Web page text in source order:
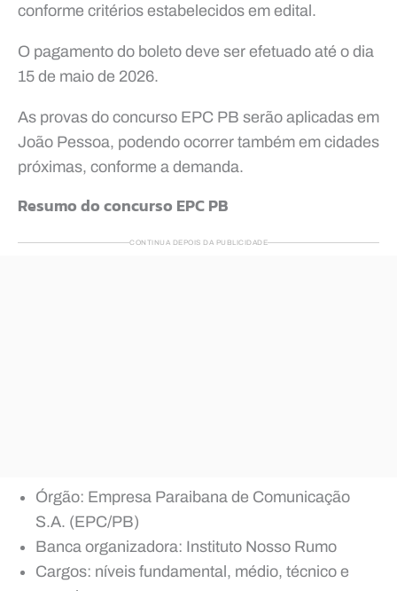
conforme critérios estabelecidos em edital.
O pagamento do boleto deve ser efetuado até o dia
15 de maio de 2026.
As provas do concurso EPC PB serão aplicadas em
João Pessoa, podendo ocorrer também em cidades
próximas, conforme a demanda.
Resumo do concurso EPC PB
CONTINUA DEPOIS DA PUBLICIDADE
Órgão: Empresa Paraibana de Comunicação
S.A. (EPC/PB)
Banca organizadora: Instituto Nosso Rumo
Cargos: níveis fundamental, médio, técnico e